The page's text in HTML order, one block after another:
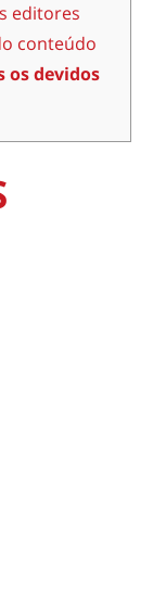
editores
conteúdo
os devidos